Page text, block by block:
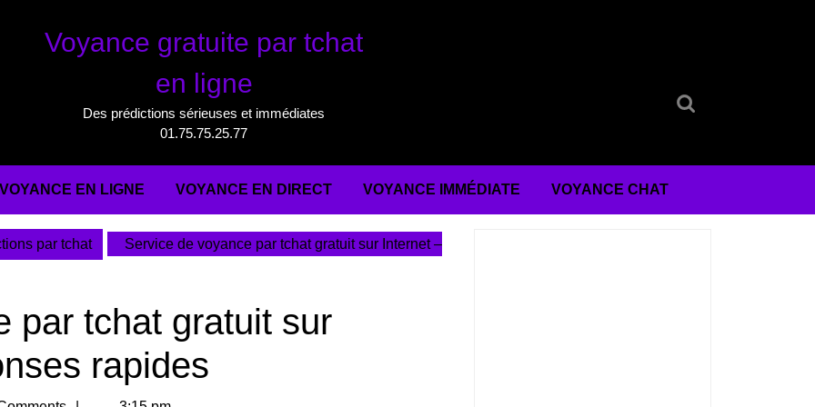
Voyance gratuite par tchat
en ligne
Des prédictions sérieuses et immédiates
01.75.75.25.77
VOYANCE EN LIGNE VOYANCE EN DIRECT VOYANCE IMMÉDIATE VOYANCE CHAT
par tchat Service de voyance par tchat gratuit sur Internet –
par tchat gratuit sur
rapides